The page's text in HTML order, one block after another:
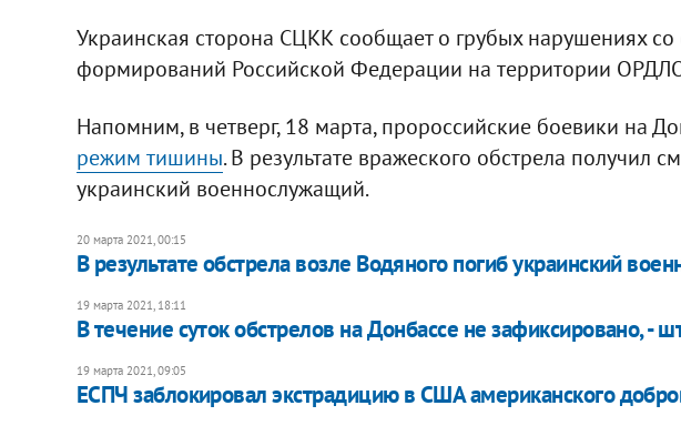
Украинская сторона СЦКК сообщает о грубых нарушениях
формирований Российской Федерации на территории
Напомним, в четверг, 18 марта, пророссийские боевики на
режим тишины. В результате вражеского обстрела получил
украинский военнослужащий.
20 марта 2021, 00:15
В результате обстрела возле Водяного погиб украинский
19 марта 2021, 18:11
В течение суток обстрелов на Донбассе не зафиксировано, -
19 марта 2021, 09:05
ЕСПЧ заблокировал экстрадицию в США американского